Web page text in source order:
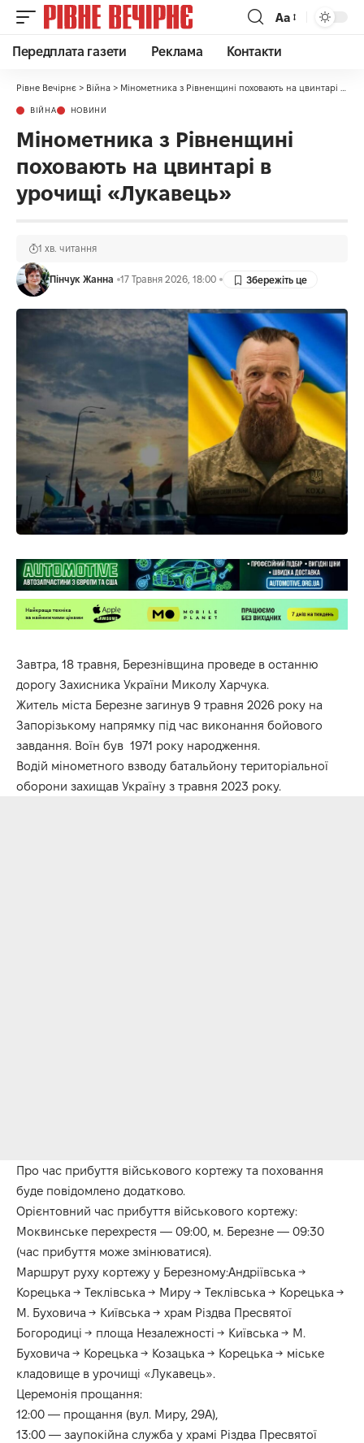
Аа
Передплата газети Реклама Контакти
Рівне Вечірнє > Війна > Мінометника з Рівненщині поховають на цвинтарі в урочищі «Лукавець»
ВІЙНА НОВИНИ
Мінометника з Рівненщині
поховають на цвинтарі в
урочищі «Лукавець»
Пінчук Жанна 17 Травня 2026, 18:00
1 хв. читання
Завтра, 18 травня, Березнівщина проведе в останню
дорогу Захисника України Миколу Харчука.
Житель міста Березне загинув 9 травня 2026 року на
Запорізькому напрямку під час виконання бойового
завдання. Воїн був 1971 року народження.
Водій мінометного взводу батальйону територіальної
оборони захищав Україну з травня 2023 року.
Про час прибуття військового кортежу та поховання
буде повідомлено додатково.
Орієнтовний час прибуття військового кортежу:
Моквинське перехрестя — 09:00, м. Березне — 09:30
(час прибуття може змінюватися).
Маршрут руху кортежу у Березному:Андріївська →
Корецька → Теклівська → Миру → Теклівська → Корецька →
М. Буховича → Київська → храм Різдва Пресвятої
Богородиці → площа Незалежності → Київська → М.
Буховича → Корецька → Козацька → Корецька → міське
кладовище в урочищі «Лукавець».
Церемонія прощання:
12:00 — прощання (вул. Миру, 29А),
13:00 — заупокійна служба у храмі Різдва Пресвятої